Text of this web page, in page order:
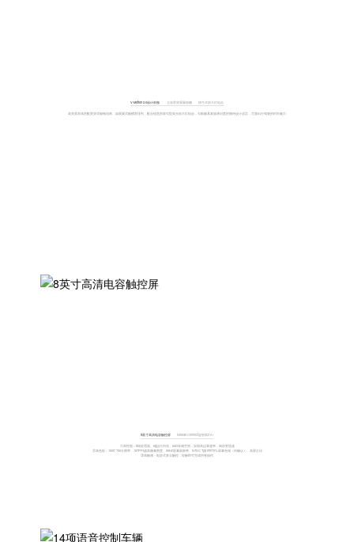
V-Motion 2.0设计前脸 立体贯穿展翼格栅 猎弓式前大灯组合
高亮黑本体搭配贯穿式镀铬结构，如展翼式般横贯排列，配合锐意的双勾型高光前大灯组合，勾勒极具家族辨识度的独特设计语言，尽显出行驾驶的时尚魅力
8英寸高清电容触控屏 Nissan Connect超智联2.0+
①高性能：8核处理器、6g运行内存、64G存储空间，实现高运算速率，响应更迅速
②高色彩：1920*720分辨率、167PPI超高像素密度、60Hz屏幕刷新率、NTSC Typ min70%屏幕色域（待确认）、高屏占比
③高触感：电容式多点触控，轻触即可完成所有操作